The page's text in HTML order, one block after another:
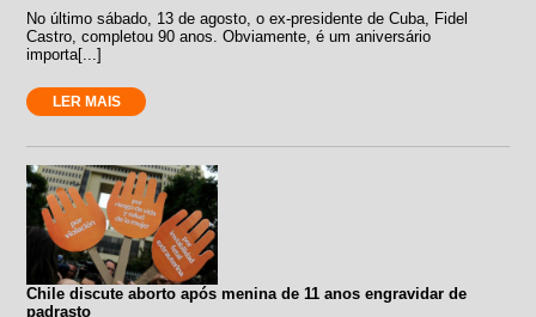
No último sábado, 13 de agosto, o ex-presidente de Cuba, Fidel
Castro, completou 90 anos. Obviamente, é um aniversário
importa[...]
LER MAIS
Chile discute aborto após menina de 11 anos engravidar de
padrasto